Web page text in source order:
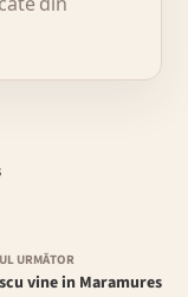
URMĂTOR
vine in Maramures